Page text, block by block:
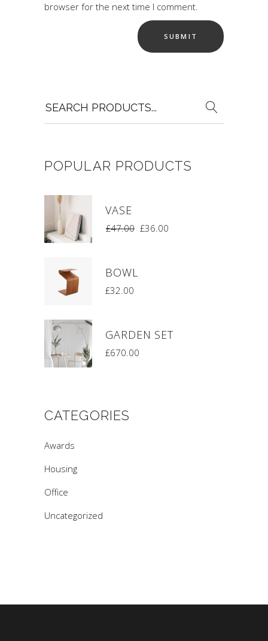
browser for the next time I comment.
for:
POPULAR PRODUCTS
VASE
£47.00 £36.00
BOWL
£32.00
GARDEN SET
£670.00
CATEGORIES
Awards
Housing
Office
Uncategorized